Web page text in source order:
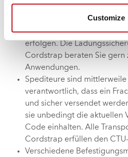
Customize
Fracht während des
Berechnungen sollten auf
Vorschriften oder Normen
erfolgen. Die
Cordstrap beraten Sie gern
Anwendungen.
Spediteure sind
verantwortlich, dass ein
und sicher versendet
sie unbedingt die aktuellen
Code einhalten. Alle
Cordstrap erfüllen den
Verschiedene